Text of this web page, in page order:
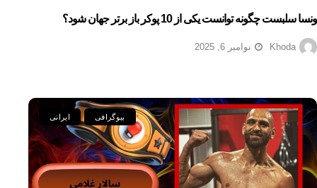
ونسا سلبست چگونه توانست یکی از 10 پوکر باز برتر جهان شود؟
Khoda نوامبر 6, 2025
ایرانی بیوگرافی